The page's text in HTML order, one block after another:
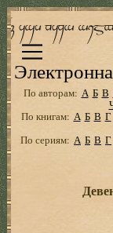
По авторам: А Б В
По книгам: А Б В Г
По сериям: А Б В Г